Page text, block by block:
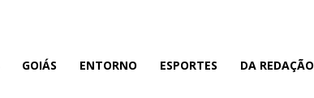
GOIÁS ENTORNO ESPORTES DA REDAÇÃO